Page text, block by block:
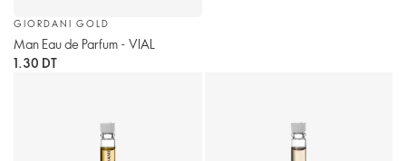
GIORDANI GOLD
Man Eau de Parfum - VIAL
1.30 DT